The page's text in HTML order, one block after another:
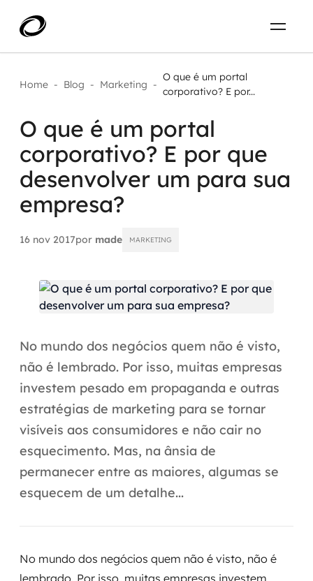
Aplicar IA com impacto real
AI / Machine Learning
IA Generativa
Agentes de IA
Aceleradores de IA
Automação inteligente
Integração de IA
AI Day
Transformar dados em decisão
Data Analytics
Business Intelligence
Projetos
Carreira
Home - Blog - Marketing -
O que é um portal
corporativo? E por...
O que é um portal
corporativo? E por que
desenvolver um para sua
empresa?
16 nov 2017por made MARKETING
No mundo dos negócios quem não é visto,
não é lembrado. Por isso, muitas empresas
investem pesado em propaganda e outras
estratégias de marketing para se tornar
visíveis aos consumidores e não cair no
esquecimento. Mas, na ânsia de
permanecer entre as maiores, algumas se
esquecem de um detalhe...
No mundo dos negócios quem não é visto, não é
lembrado. Por isso, muitas empresas investem